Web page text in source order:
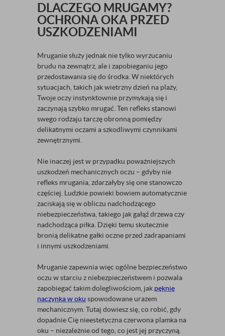
DLACZEGO MRUGAMY?
OCHRONA OKA PRZED
USZKODZENIAMI
Mruganie służy jednak nie tylko wyrzucaniu
brudu na zewnątrz, ale i zapobieganiu jego
przedostawania się do środka. W niektórych
sytuacjach, takich jak wietrzny dzień na plaży,
Twoje oczy instynktownie przymykają się i
zaczynają szybko mrugać. Ten refleks stanowi
swego rodzaju tarczę obronną pomiędzy
delikatnymi oczami a szkodliwymi czynnikami
zewnętrznymi.
Nie inaczej jest w przypadku poważniejszych
uszkodzeń mechanicznych oczu – gdyby nie
refleks mrugania, zdarzałyby się one stanowczo
częściej. Ludzkie powieki bowiem automatycznie
zaciskają się w obliczu nadchodzącego
niebezpieczeństwa, takiego jak gałąź drzewa czy
nadchodząca piłka. Dzięki temu skutecznie
bronią delikatne gałki oczne przed zadrapaniami
i innymi uszkodzeniami.
Mruganie zapewnia więc ogólne bezpieczeństwo
oczu w starciu z niebezpieczeństwem i pozwala
zapobiegać takim dolegliwościom, jak pęknie
naczynka w oku spowodowane urazem
mechanicznym. Tutaj dowiesz się, co robić, gdy
dopadnie Cię nieestetyczna czerwona plamka na
oku – niezależnie od tego, co jest jej przyczyną.